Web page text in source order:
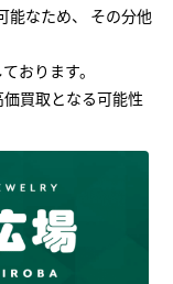
能なため、 その分他
おります。
買取となる可能性